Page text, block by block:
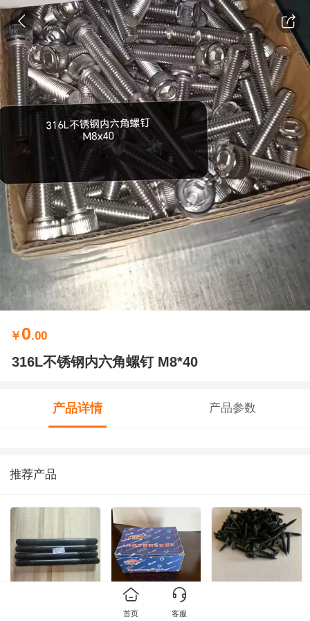
￥ 0.00
316L不锈钢内六角螺钉 M8*40
产品详情 产品参数
推荐产品
自攻螺钉
首页 客服